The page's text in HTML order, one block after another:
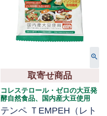
取寄せ商品
コレステロール・ゼロの大豆発
酵自然食品、国内産大豆使用
テンペ ＴEMPEH（レト